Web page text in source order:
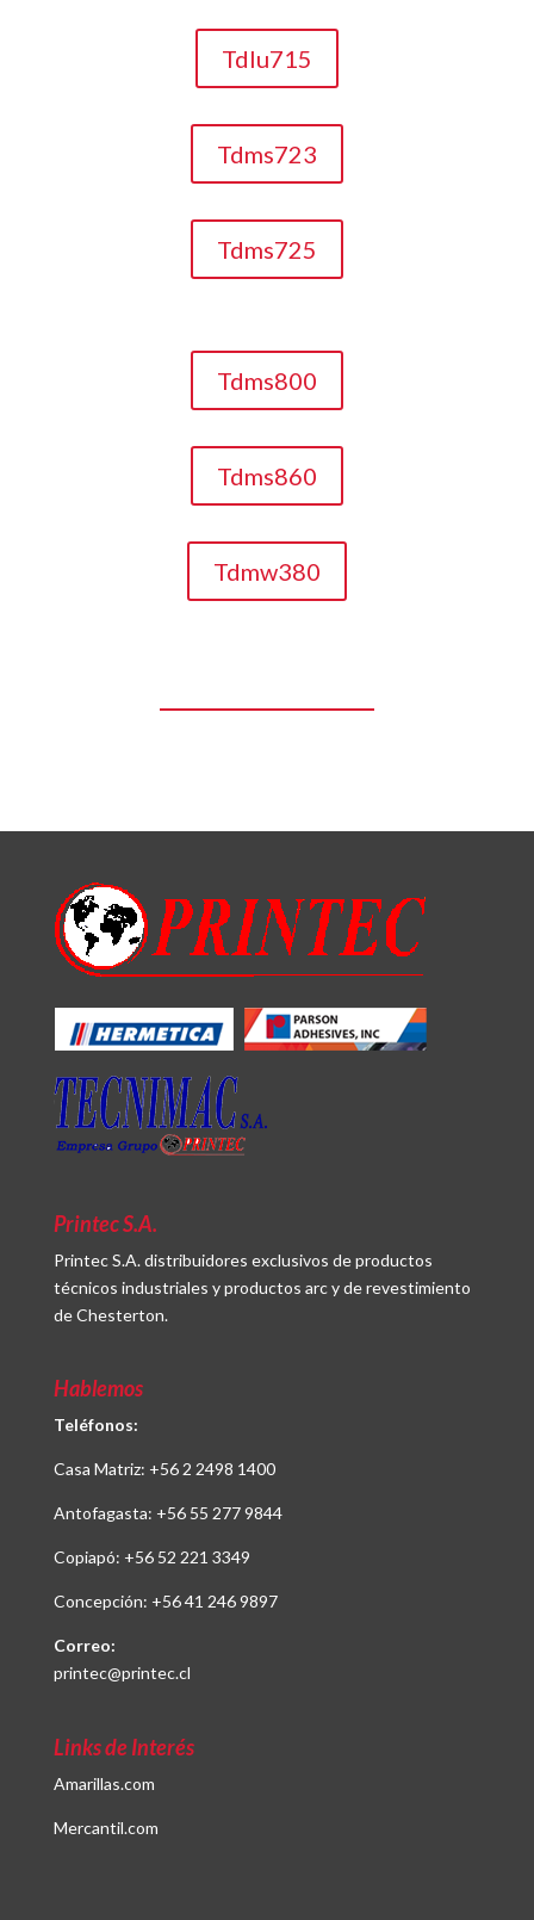
Tdlu715
Tdms723
Tdms725
Tdms800
Tdms860
Tdmw380
Printec S.A.
Printec S.A. distribuidores exclusivos de productos
técnicos industriales y productos arc y de revestimiento
de Chesterton.
Hablemos
Teléfonos:
Casa Matriz: +56 2 2498 1400
Antofagasta: +56 55 277 9844
Copiapó: +56 52 221 3349
Concepción: +56 41 246 9897
Correo:
printec@printec.cl
Links de Interés
Amarillas.com
Mercantil.com